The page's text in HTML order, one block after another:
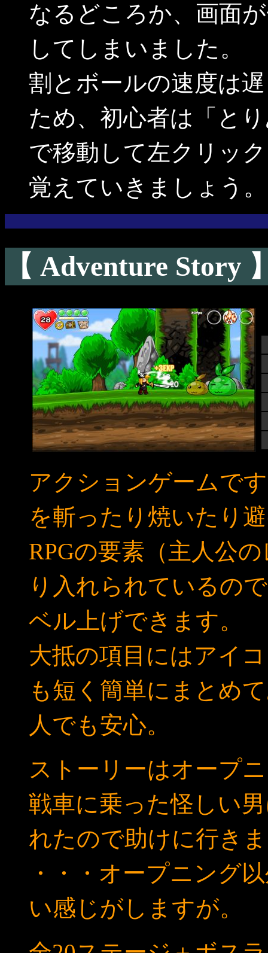
なるどころか、画面
してしまいました。
割とボールの速度は
ため、初心者は「と
で移動して左クリッ
覚えていきましょう。
【 Adventure Story
アクションゲームで
を斬ったり焼いたり
RPGの要素（主人公
り入れられているの
ベル上げできます。
大抵の項目にはアイ
も短く簡単にまとめ
人でも安心。
ストーリーはオープ
戦車に乗った怪しい
れたので助けに行き
・・・オープニング
い感じがしますが。